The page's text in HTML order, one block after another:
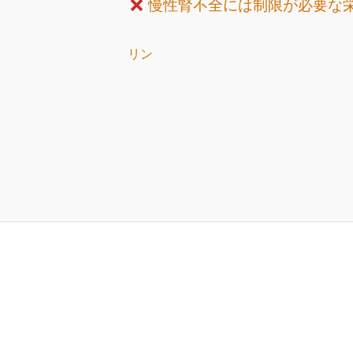
慢性腎不全には制限が必要な
リン